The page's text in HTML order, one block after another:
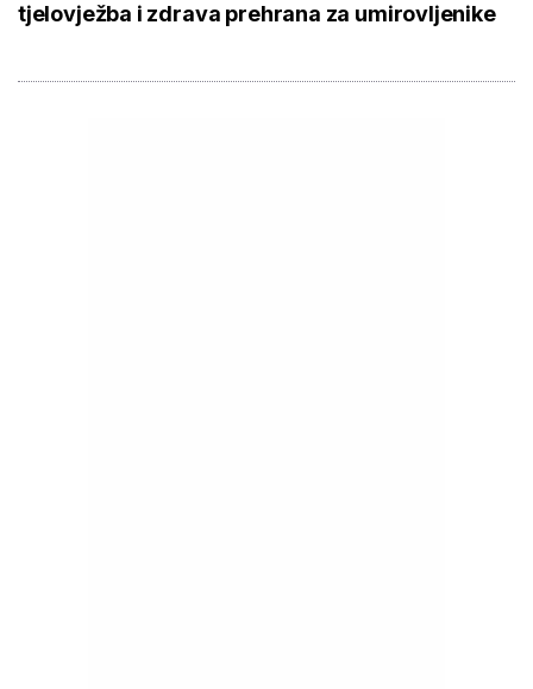
tjelovježba i zdrava prehrana za umirovljenike